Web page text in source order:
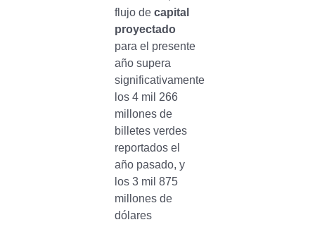
flujo de capital
proyectado
para el presente
año supera
significativamente
los 4 mil 266
millones de
billetes verdes
reportados el
año pasado, y
los 3 mil 875
millones de
dólares